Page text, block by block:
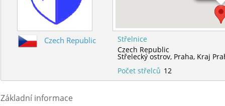
Czech Republic
Střelnice
Czech Republic
Střelecký ostrov, Praha, Kraj
Počet střelců 12
Základní informace